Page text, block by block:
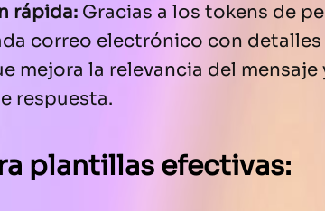
rápida: Gracias a los tokens de
correo electrónico con
mejora la relevancia del mensaje
respuesta.
plantillas efectivas: